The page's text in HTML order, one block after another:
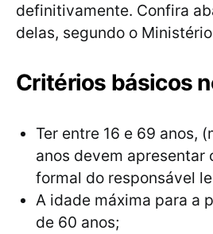
definitivamente. Confira
delas, segundo o
Critérios básicos
Ter entre 16 e 69 anos,
anos devem apresentar
formal do responsável
A idade máxima para a
de 60 anos;